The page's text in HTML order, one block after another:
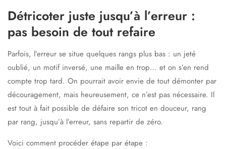
Détricoter juste jusqu’à l’erreur :
pas besoin de tout refaire
Parfois, l’erreur se situe quelques rangs plus bas : un jeté
oublié, un motif inversé, une maille en trop… et on s’en rend
compte trop tard. On pourrait avoir envie de tout démonter par
découragement, mais heureusement, ce n’est pas nécessaire. Il
est tout à fait possible de défaire son tricot en douceur, rang
par rang, jusqu’à l’erreur, sans repartir de zéro.
Voici comment procéder étape par étape :